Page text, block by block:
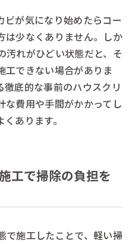
ビが気になり始めたらコー
は少なくありません。しか
汚れがひどい状態だと、そ
工できない場合がありま
底的な事前のハウスクリ
な費用や手間がかかってし
あります。
工で掃除の負担を
で施工したことで、軽い掃